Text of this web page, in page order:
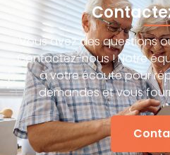
Vous avez des questions
Contactez-nous ! Notre
à votre écoute pour
demandes et vous